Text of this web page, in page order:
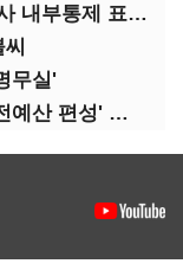
'금융복합기업집단' 토스, 전 계열사 내부통제 표준화
무실'
(단독)농·축협 노조, 중앙회에 '안전예산 편성' 요구